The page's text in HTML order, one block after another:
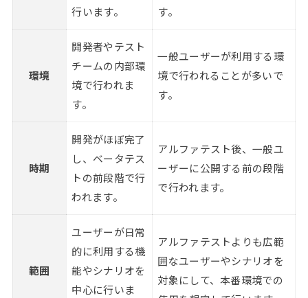
行います。
す。
環境
開発者やテスト
チームの内部環
境で行われま
す。
一般ユーザーが利用する環
境で行われることが多いで
す。
時期
開発がほぼ完了
し、ベータテス
トの前段階で行
われます。
アルファテスト後、一般ユ
ーザーに公開する前の段階
で行われます。
範囲
ユーザーが日常
的に利用する機
能やシナリオを
中心に行いま
アルファテストよりも広範
囲なユーザーやシナリオを
対象にして、本番環境での